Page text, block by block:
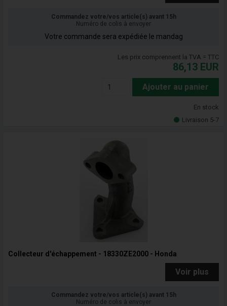
Commandez votre/vos article(s) avant 15h
Numéro de colis à envoyer
Votre commande sera expédiée le mandag
Les prix comprennent la TVA = TTC
86,13 EUR
Ajouter au panier
En stock
Livraison 5-7
Collecteur d'échappement - 18330ZE2000 - Honda
Voir plus
Commandez votre/vos article(s) avant 15h
Numéro de colis à envoyer